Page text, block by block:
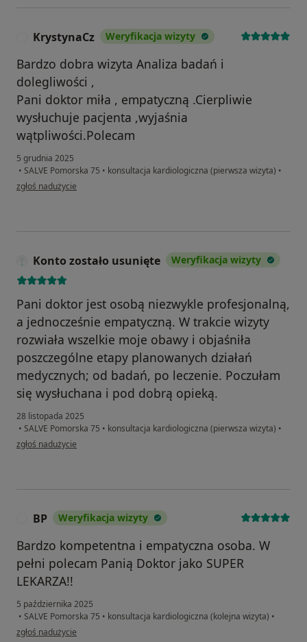
KrystynaCz Weryfikacja wizyty
Bardzo dobra wizyta Analiza badań i
dolegliwości ,
Pani doktor miła , empatyczną .Cierpliwie
wysłuchuje pacjenta ,wyjaśnia
wątpliwości.Polecam
5 grudnia 2025
• SALVE Pomorska 75 • konsultacja kardiologiczna (pierwsza wizyta) •
w opinii użytkownika KrystynaCz
zgłoś nadużycie
Konto zostało usunięte Weryfikacja wizyty
Pani doktor jest osobą niezwykle profesjonalną,
a jednocześnie empatyczną. W trakcie wizyty
rozwiała wszelkie moje obawy i objaśniła
poszczególne etapy planowanych działań
medycznych; od badań, po leczenie. Poczułam
się wysłuchana i pod dobrą opieką.
28 listopada 2025
• SALVE Pomorska 75 • konsultacja kardiologiczna (pierwsza wizyta) •
w opinii użytkownika Konto zostało usunięte
zgłoś nadużycie
BP Weryfikacja wizyty
Bardzo kompetentna i empatyczna osoba. W
pełni polecam Panią Doktor jako SUPER
LEKARZA!!
5 października 2025
• SALVE Pomorska 75 • konsultacja kardiologiczna (kolejna wizyta) •
w opinii użytkownika BP
zgłoś nadużycie